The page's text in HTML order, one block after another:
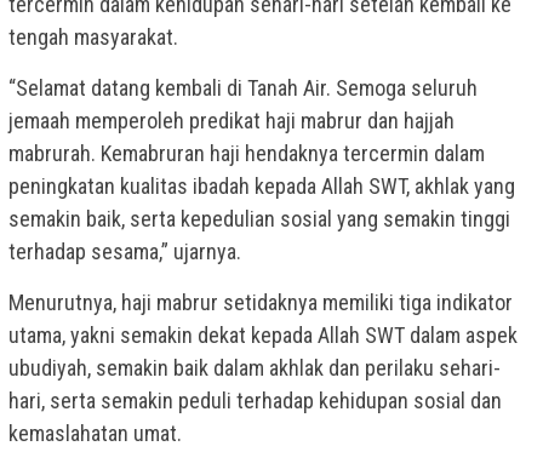
tengah masyarakat.
“Selamat datang kembali di Tanah Air. Semoga seluruh
jemaah memperoleh predikat haji mabrur dan hajjah
mabrurah. Kemabruran haji hendaknya tercermin dalam
peningkatan kualitas ibadah kepada Allah SWT, akhlak yang
semakin baik, serta kepedulian sosial yang semakin tinggi
terhadap sesama,” ujarnya.
Menurutnya, haji mabrur setidaknya memiliki tiga indikator
utama, yakni semakin dekat kepada Allah SWT dalam aspek
ubudiyah, semakin baik dalam akhlak dan perilaku sehari-
hari, serta semakin peduli terhadap kehidupan sosial dan
kemaslahatan umat.